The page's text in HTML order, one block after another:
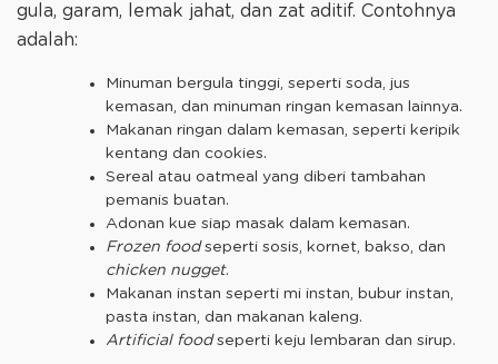
gula, garam, lemak jahat, dan zat aditif. Contohnya
adalah:
Minuman bergula tinggi, seperti soda, jus
kemasan, dan minuman ringan kemasan lainnya.
Makanan ringan dalam kemasan, seperti keripik
kentang dan cookies.
Sereal atau oatmeal yang diberi tambahan
pemanis buatan.
Adonan kue siap masak dalam kemasan.
Frozen foodseperti sosis, kornet, bakso, dan
chicken nugget.
Makanan instan seperti mi instan, bubur instan,
pasta instan, dan makanan kaleng.
Artificial foodseperti keju lembaran dan sirup.